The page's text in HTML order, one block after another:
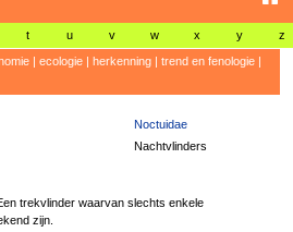
t u v w x y z
| ecologie| herkenning| trend en fenologie|
Noctuidae
Nachtvlinders
trekvlinder waarvan slechts enkele
zijn.